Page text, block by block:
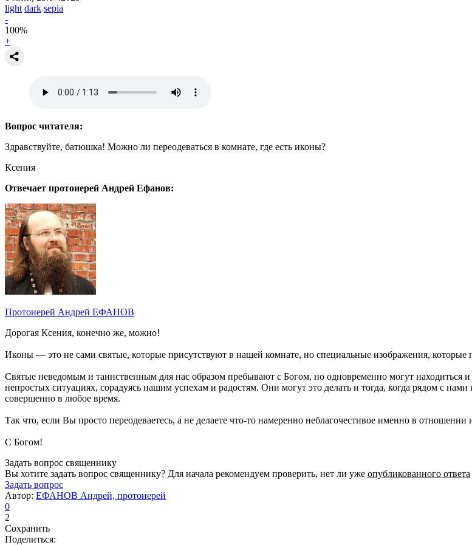
light dark sepia
-
100%
+
Вопрос читателя:
Здравствуйте, батюшка! Можно ли переодеваться в комнате, где есть иконы?
Ксения
Отвечает протоиерей Андрей Ефанов:
Протоиерей Андрей ЕФАНОВ
Дорогая Ксения, конечно же, можно!
Иконы — это не сами святые, которые присутствуют в нашей комнате, но специальные изображения, которые
Святые неведомым и таинственным для нас образом пребывают с Богом, но одновременно могут находиться
непростых ситуациях, сорадуясь нашим успехам и радостям. Они могут это делать и тогда, когда рядом с
совершенно в любое время.
Так что, если Вы просто переодеваетесь, а не делаете что-то намеренно неблагочестивое именно в
С Богом!
Задать вопрос священнику
Вы хотите задать вопрос священнику? Для начала рекомендуем проверить, нет ли уже опубликованного ответа
Задать вопрос
Автор: ЕФАНОВ Андрей, протоиерей
0
2
Сохранить
Поделиться: